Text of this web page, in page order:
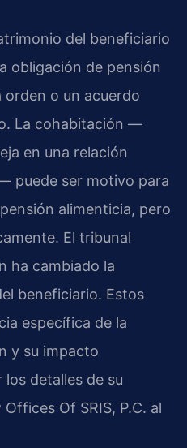
del beneficiario
obligación de pensión
orden o un acuerdo
La cohabitación —
en una relación
puede ser motivo para
alimenticia, pero
El tribunal
ha cambiado la
beneficiario. Estos
específica de la
y su impacto
detalles de su
Of SRIS, P.C. al